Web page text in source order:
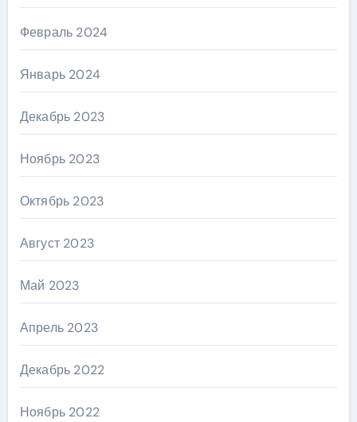
Февраль 2024
Январь 2024
Декабрь 2023
Ноябрь 2023
Октябрь 2023
Август 2023
Май 2023
Апрель 2023
Декабрь 2022
Ноябрь 2022